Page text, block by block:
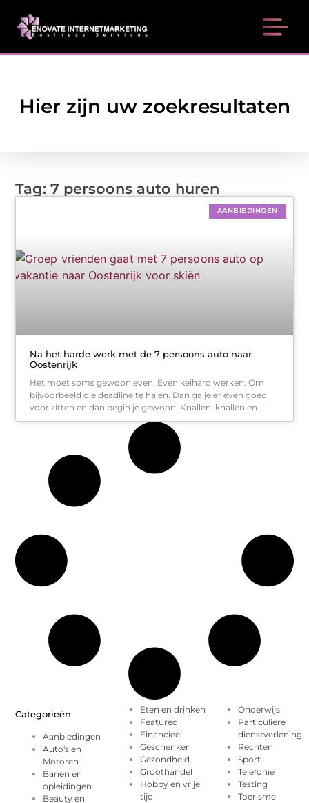
Hier zijn uw zoekresultaten
Tag: 7 persoons auto huren
AANBIEDINGEN
Na het harde werk met de 7 persoons auto naar
Oostenrijk
Het moet soms gewoon even. Even keihard werken. Om
bijvoorbeeld die deadline te halen. Dan ga je er even goed
voor zitten en dan begin je gewoon. Knallen, knallen en
Categorieën
Aanbiedingen
Auto's en
Motoren
Banen en
opleidingen
Beauty en
Eten en drinken
Featured
Financieel
Geschenken
Gezondheid
Groothandel
Hobby en vrije
tijd
Onderwijs
Particuliere
dienstverlening
Rechten
Sport
Telefonie
Testing
Toerisme